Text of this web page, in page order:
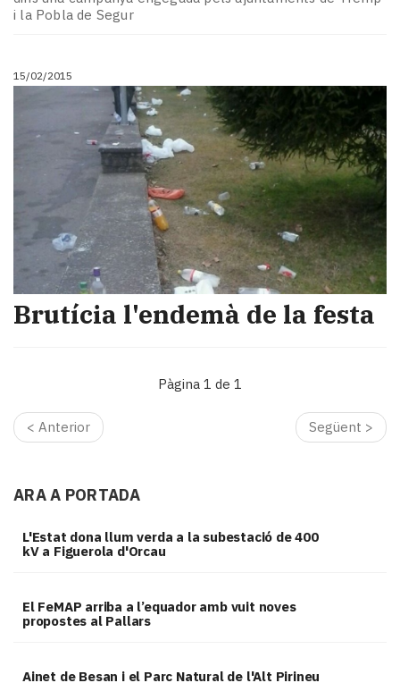
i la Pobla de Segur
15/02/2015
Brutícia l'endemà de la festa
Pàgina 1 de 1
< Anterior Següent >
ARA A PORTADA
L'Estat dona llum verda a la subestació de 400
kV a Figuerola d'Orcau
El FeMAP arriba a l’equador amb vuit noves
propostes al Pallars
Ainet de Besan i el Parc Natural de l'Alt Pirineu